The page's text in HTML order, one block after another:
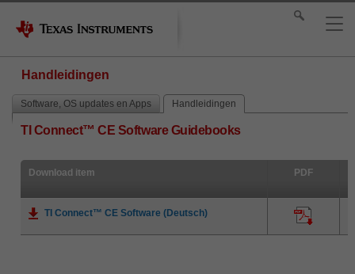
Handleidingen
Software, OS updates en Apps Handleidingen
TI Connect™ CE Software Guidebooks
Download item PDF
TI Connect™ CE Software (Deutsch)